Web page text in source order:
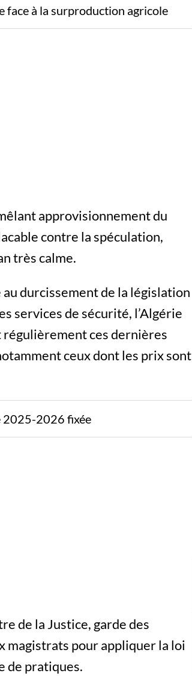
face à la surproduction agricole
approvisionnement du
contre la spéculation,
très calme.
durcissement de la législation
services de sécurité, l’Algérie
régulièrement ces dernières
ceux dont les prix sont
2025-2026 fixée
de la Justice, garde des
magistrats pour appliquer la loi
de pratiques.